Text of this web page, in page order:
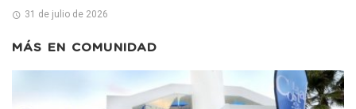
31 de julio de 2026
MÁS EN COMUNIDAD